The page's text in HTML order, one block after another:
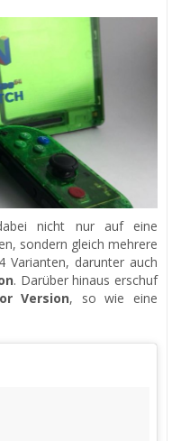
nicht nur auf eine
sondern gleich mehrere
Varianten, darunter auch
. Darüber hinaus erschuf
Version, so wie eine